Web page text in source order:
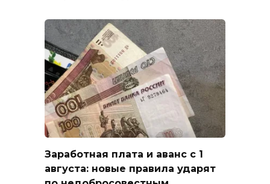
Заработная плата и аванс с 1
августа: новые правила ударят